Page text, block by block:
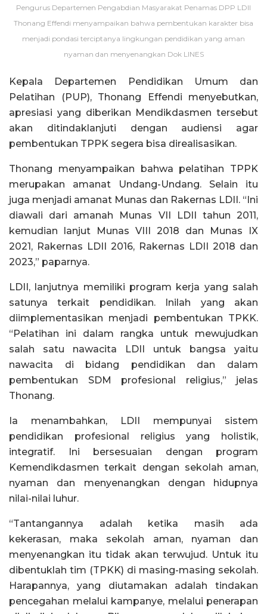
Pengurus Departemen Pengabdian Masyarakat Penamas DPP LDII
Thonang Effendi menyampaikan bahwa pembentukan karakter bisa
menjadi pondasi terciptanya lingkungan pendidikan yang aman
nyaman dan menyenangkan Dok LINES
Kepala Departemen Pendidikan Umum dan
Pelatihan (PUP), Thonang Effendi menyebutkan,
apresiasi yang diberikan Mendikdasmen tersebut
akan ditindaklanjuti dengan audiensi agar
pembentukan TPPK segera bisa direalisasikan.
Thonang menyampaikan bahwa pelatihan TPPK
merupakan amanat Undang-Undang. Selain itu
juga menjadi amanat Munas dan Rakernas LDII. “Ini
diawali dari amanah Munas VII LDII tahun 2011,
kemudian lanjut Munas VIII 2018 dan Munas IX
2021, Rakernas LDII 2016, Rakernas LDII 2018 dan
2023,” paparnya.
LDII, lanjutnya memiliki program kerja yang salah
satunya terkait pendidikan. Inilah yang akan
diimplementasikan menjadi pembentukan TPKK.
“Pelatihan ini dalam rangka untuk mewujudkan
salah satu nawacita LDII untuk bangsa yaitu
nawacita di bidang pendidikan dan dalam
pembentukan SDM profesional religius,” jelas
Thonang.
Ia menambahkan, LDII mempunyai sistem
pendidikan profesional religius yang holistik,
integratif. Ini bersesuaian dengan program
Kemendikdasmen terkait dengan sekolah aman,
nyaman dan menyenangkan dengan hidupnya
nilai-nilai luhur.
“Tantangannya adalah ketika masih ada
kekerasan, maka sekolah aman, nyaman dan
menyenangkan itu tidak akan terwujud. Untuk itu
dibentuklah tim (TPKK) di masing-masing sekolah.
Harapannya, yang diutamakan adalah tindakan
pencegahan melalui kampanye, melalui penerapan